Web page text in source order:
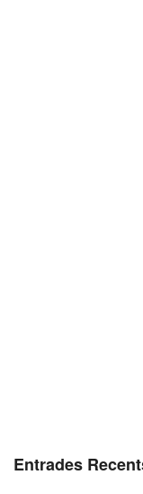
Entrades